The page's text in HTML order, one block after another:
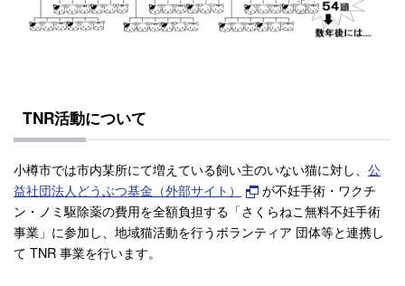
TNR活動について
小樽市では市内某所にて増えている飼い主のいない猫に対し、 公
益社団法人どうぶつ基金（外部サイト）
が不妊手術・ワクチ
ン・ノミ駆除薬の費用を全額負担する「さくらねこ無料不妊手術
事業」に参加し、地域猫活動を行うボランティア 団体等と連携し
て TNR 事業を行います。